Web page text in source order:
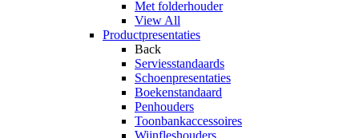
Met folderhouder
View All
Productpresentaties
Back
Serviesstandaards
Schoenpresentaties
Boekenstandaard
Penhouders
Toonbankaccessoires
Wijnfleshouders